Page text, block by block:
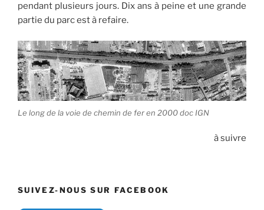
pendant plusieurs jours. Dix ans à peine et une grande
partie du parc est à refaire.
Le long de la voie de chemin de fer en 2000 doc IGN
à suivre
SUIVEZ-NOUS SUR FACEBOOK